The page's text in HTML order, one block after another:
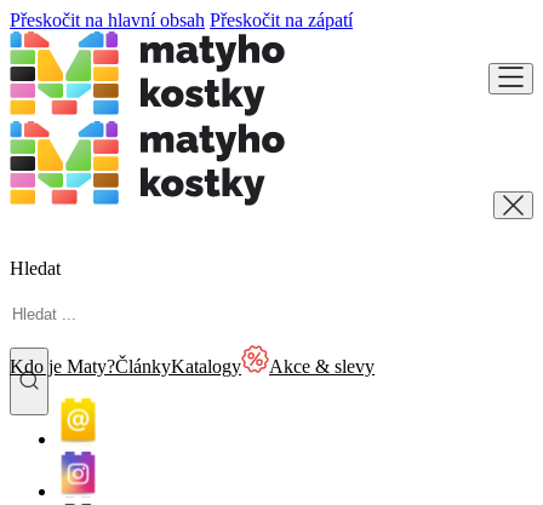
Přeskočit na hlavní obsah Přeskočit na zápatí
Hledat
Kdo je Maty?ČlánkyKatalogy Akce & slevy